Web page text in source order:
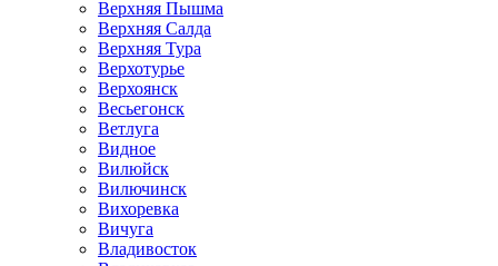
Верхняя Пышма
Верхняя Салда
Верхняя Тура
Верхотурье
Верхоянск
Весьегонск
Ветлуга
Видное
Вилюйск
Вилючинск
Вихоревка
Вичуга
Владивосток